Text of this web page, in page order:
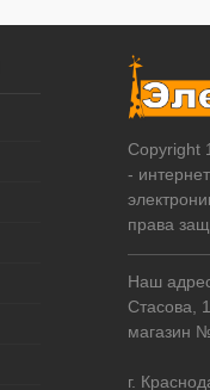
Copyright
-
права
Наш
Стасова,
магазин
г.